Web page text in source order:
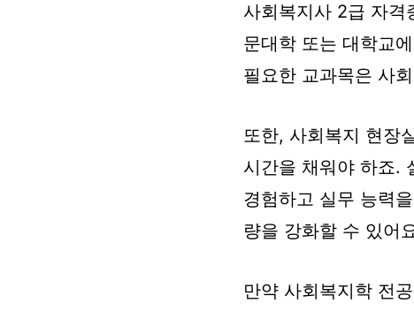
사회복지사 2급 자격
문대학 또는 대학교
필요한 교과목은 사
또한, 사회복지 현장
시간을 채워야 하죠.
경험하고 실무 능력
량을 강화할 수 있어
만약 사회복지학 전